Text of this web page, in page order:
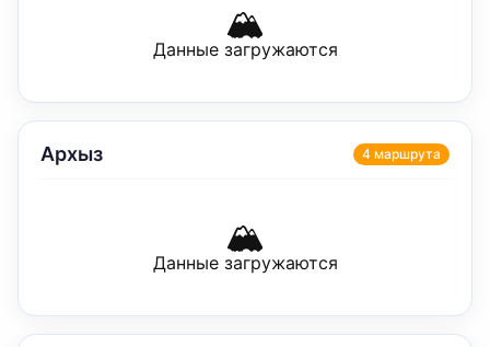
🏔️
Данные загружаются
Архыз 4 маршрута
🏔️
Данные загружаются